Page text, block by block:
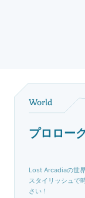
World
プロロー
Lost Arcadiaの世
スタイリッシュで
さい！